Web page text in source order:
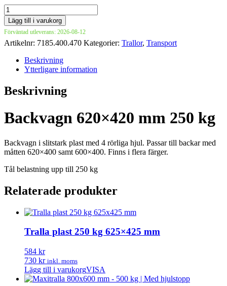
Backvagn
620x420
mm
250
kg
Lägg till i varukorg
Förväntad utleverans: 2026-08-12
Artikelnr: 7185.400.470 Kategorier: Trallor, Transport
Beskrivning
Ytterligare information
Beskrivning
Backvagn 620×420 mm 250 kg
Backvagn i slitstark plast med 4 rörliga hjul. Passar till backar med
måtten 620×400 samt 600×400. Finns i flera färger.
Tål belastning upp till 250 kg
Relaterade produkter
Tralla plast 250 kg 625×425 mm
584 kr
730 kr inkl. moms
Lägg till i varukorgVISA